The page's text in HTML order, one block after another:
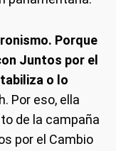
Porque
Juntos por el
o lo
Por eso, ella
de la campaña
por el Cambio